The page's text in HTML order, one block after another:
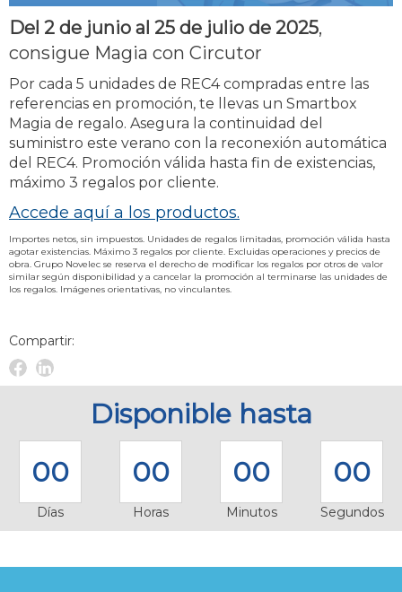
Del 2 de junio al 25 de julio de 2025,
consigue Magia con Circutor
Por cada 5 unidades de REC4 compradas entre las
referencias en promoción, te llevas un Smartbox
Magia de regalo. Asegura la continuidad del
suministro este verano con la reconexión automática
del REC4. Promoción válida hasta fin de existencias,
máximo 3 regalos por cliente.
Accede aquí a los productos.
Importes netos, sin impuestos. Unidades de regalos limitadas, promoción válida hasta
agotar existencias. Máximo 3 regalos por cliente. Excluidas operaciones y precios de
obra. Grupo Novelec se reserva el derecho de modificar los regalos por otros de valor
similar según disponibilidad y a cancelar la promoción al terminarse las unidades de
los regalos. Imágenes orientativas, no vinculantes.
Compartir:
Facebook
Linkedin
NovelecDisponible hasta
00
Días
00
Horas
00
Minutos
00
Segundos